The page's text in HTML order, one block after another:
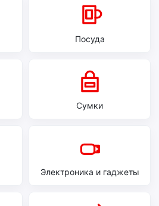
Посуда
Сумки
Электроника и гаджеты